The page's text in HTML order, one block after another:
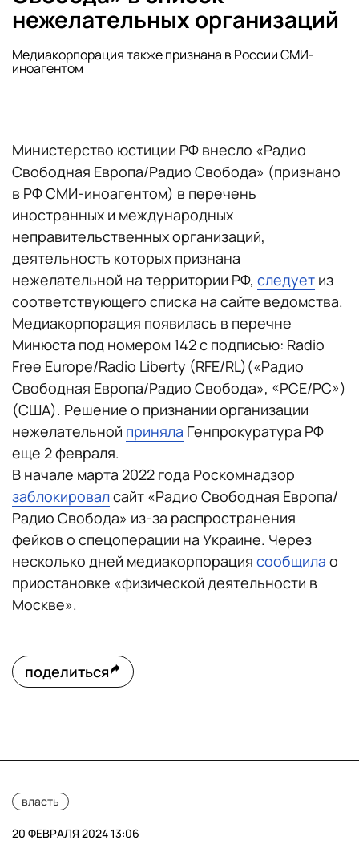
нежелательных организаций
Медиакорпорация также признана в России СМИ-
иноагентом
Министерство юстиции РФ внесло «Радио
Свободная Европа/Радио Свобода» (признано
в РФ СМИ-иноагентом) в перечень
иностранных и международных
неправительственных организаций,
деятельность которых признана
нежелательной на территории РФ, следует из
соответствующего списка на сайте ведомства.
Медиакорпорация появилась в перечне
Минюста под номером 142 с подписью: Radio
Free Europe/Radio Liberty (RFE/RL)(«Радио
Свободная Европа/Радио Свобода», «РСЕ/РС»)
(США). Решение о признании организации
нежелательной приняла Генпрокуратура РФ
еще 2 февраля.
В начале марта 2022 года Роскомнадзор
заблокировалсайт «Радио Свободная Европа/
Радио Свобода» из-за распространения
фейков о спецоперации на Украине. Через
несколько дней медиакорпорация сообщила о
приостановке «физической деятельности в
Москве».
поделиться
власть
20 ФЕВРАЛЯ 2024 13:06